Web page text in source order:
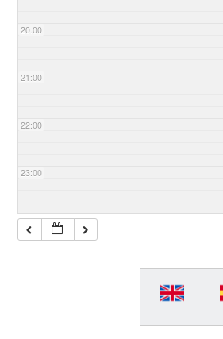
20:00
21:00
22:00
23:00